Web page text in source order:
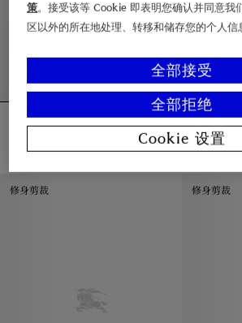
格纹装饰棉质拉链连帽衫
¥7,150.00
格纹装饰棉质拉链连帽衫, ¥7,150.00
格纹饰边
¥6,550.00
修身剪裁 修身剪裁
策。接受该等 Cookie 即表明您确认并同意我
区以外的所在地处理、转移和储存您的个人信
全部拒绝
全部接受
Cookie 设置